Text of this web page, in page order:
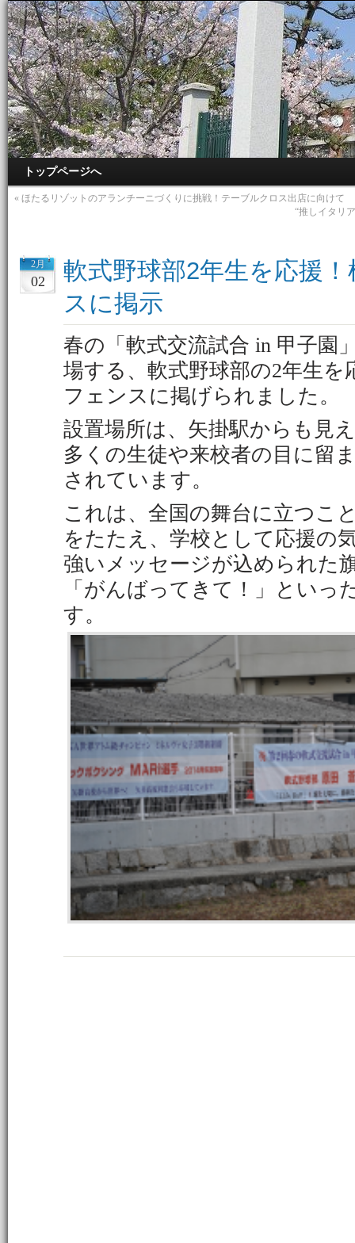
トップページへ
« ほたるリゾットのアランチーニづくりに挑戦！テーブルクロス出店に向けて
“推しイタリ
2月
02
軟式野球部2年生を応援
スに掲示
春の「軟式交流試合 in 甲子園
場する、軟式野球部の2年生を
フェンスに掲げられました。
設置場所は、矢掛駅からも見
多くの生徒や来校者の目に留
されています。
これは、全国の舞台に立つこ
をたたえ、学校として応援の
強いメッセージが込められた
「がんばってきて！」といっ
す。